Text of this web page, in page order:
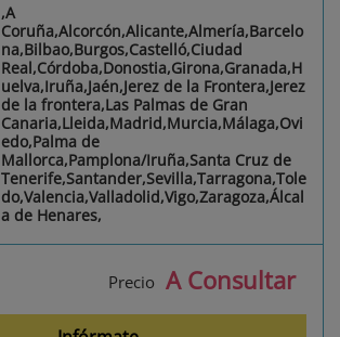
,A
Coruña,Alcorcón,Alicante,Almería,Barcelo
na,Bilbao,Burgos,Castelló,Ciudad
Real,Córdoba,Donostia,Girona,Granada,H
uelva,Iruña,Jaén,Jerez de la Frontera,Jerez
de la frontera,Las Palmas de Gran
Canaria,Lleida,Madrid,Murcia,Málaga,Ovi
edo,Palma de
Mallorca,Pamplona/Iruña,Santa Cruz de
Tenerife,Santander,Sevilla,Tarragona,Tole
do,Valencia,Valladolid,Vigo,Zaragoza,Álcal
a de Henares,
Precio A Consultar